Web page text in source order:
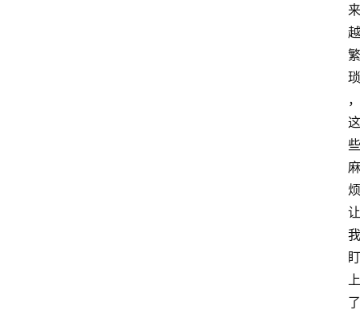
来
越
繁
琐
，
这
些
麻
烦
让
我
盯
上
了